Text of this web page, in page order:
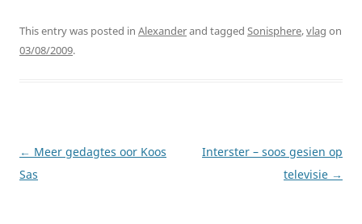
This entry was posted in Alexanderand tagged Sonisphere,vlag on
03/08/2009.
Post
navigation
← Meer gedagtes oor Koos
Sas
Interster – soos gesien op
televisie →